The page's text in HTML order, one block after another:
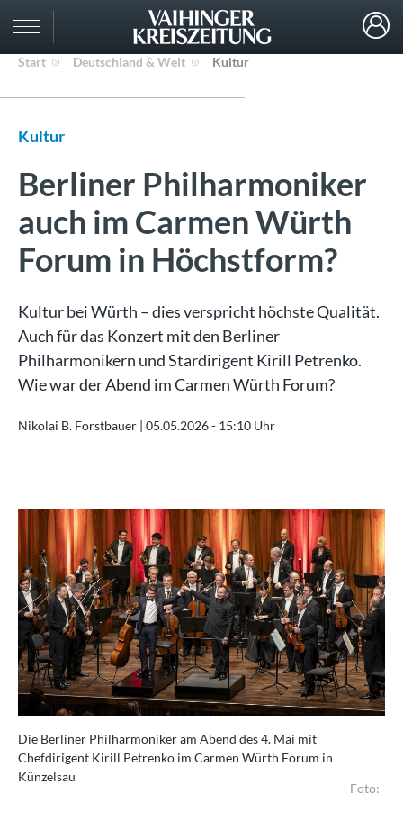
Start Deutschland & Welt Kultur
Kultur
Berliner Philharmoniker
auch im Carmen Würth
Forum in Höchstform?
Kultur bei Würth – dies verspricht höchste Qualität.
Auch für das Konzert mit den Berliner
Philharmonikern und Stardirigent Kirill Petrenko.
Wie war der Abend im Carmen Würth Forum?
Nikolai B. Forstbauer | 05.05.2026 - 15:10 Uhr
Die Berliner Philharmoniker am Abend des 4. Mai mit
Chefdirigent Kirill Petrenko im Carmen Würth Forum in
Künzelsau
Foto: